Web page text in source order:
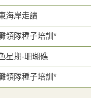
海岸走讀
領隊種子培訓*
星期-珊瑚礁
領隊種子培訓*